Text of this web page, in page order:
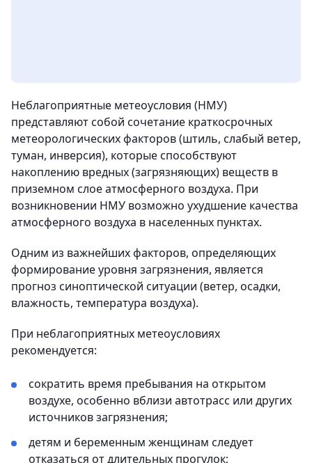
Неблагоприятные метеоусловия (НМУ)
представляют собой сочетание краткосрочных
метеорологических факторов (штиль, слабый ветер,
туман, инверсия), которые способствуют
накоплению вредных (загрязняющих) веществ в
приземном слое атмосферного воздуха. При
возникновении НМУ возможно ухудшение качества
атмосферного воздуха в населенных пунктах.
Одним из важнейших факторов, определяющих
формирование уровня загрязнения, является
прогноз синоптической ситуации (ветер, осадки,
влажность, температура воздуха).
При неблагоприятных метеоусловиях
рекомендуется:
сократить время пребывания на открытом
воздухе, особенно вблизи автотрасс или других
источников загрязнения;
детям и беременным женщинам следует
отказаться от длительных прогулок;